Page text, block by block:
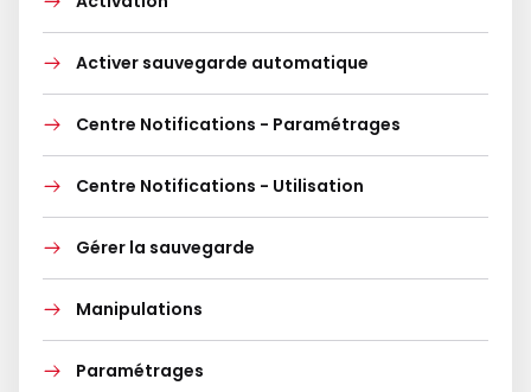
Activer sauvegarde automatique
Centre Notifications - Paramétrages
Centre Notifications - Utilisation
Gérer la sauvegarde
Manipulations
Paramétrages